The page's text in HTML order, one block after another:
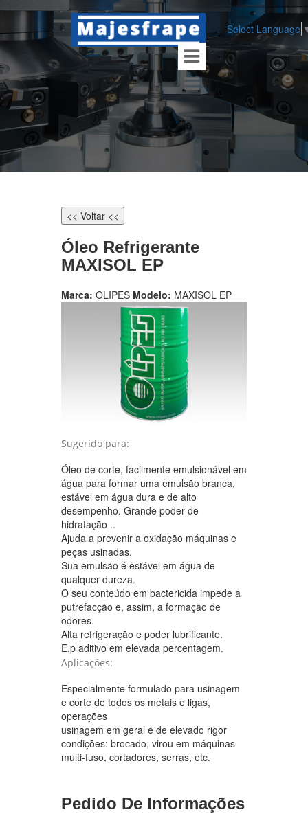
Select Language
<< Voltar <<
Óleo Refrigerante
MAXISOL EP
Marca: OLIPES Modelo: MAXISOL EP
Sugerido para:
Óleo de corte, facilmente emulsionável em
água para formar uma emulsão branca,
estável em água dura e de alto
desempenho. Grande poder de
hidratação ..
Ajuda a prevenir a oxidação máquinas e
peças usinadas.
Sua emulsão é estável em água de
qualquer dureza.
O seu conteúdo em bactericida impede a
putrefacção e, assim, a formação de
odores.
Alta refrigeração e poder lubrificante.
E.p aditivo em elevada percentagem.
Aplicações:
Especialmente formulado para usinagem
e corte de todos os metais e ligas,
operações
usinagem em geral e de elevado rigor
condições: brocado, virou em máquinas
multi-fuso, cortadores, serras, etc.
Pedido De Informações